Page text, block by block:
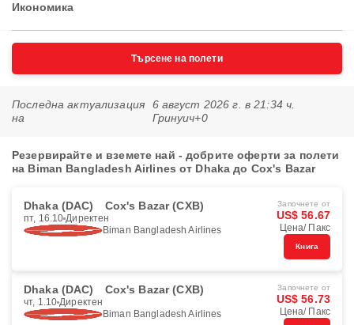
Икономика
Търсене на полети
Последна актуализация
на
6 август 2026 г. в 21:34 ч.
Гринуич+0
Резервирайте и вземете най - добрите оферти за полети
на Biman Bangladesh Airlines от Dhaka до Cox's Bazar
Dhaka (DAC) Cox's Bazar (CXB)
пт, 16.10 Директен
Biman Bangladesh Airlines
Започнете от
US$ 56.67
Цена/ Пакс
Книга
Dhaka (DAC) Cox's Bazar (CXB)
чт, 1.10 Директен
Biman Bangladesh Airlines
Започнете от
US$ 56.73
Цена/ Пакс